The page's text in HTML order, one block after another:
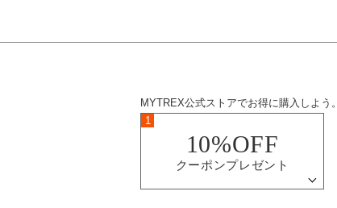
MYTREX公式ストアでお得に購入しよう。
1
10%OFF
クーポンプレゼント